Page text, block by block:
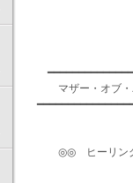
マザー・オ
◎◎ ヒーリング